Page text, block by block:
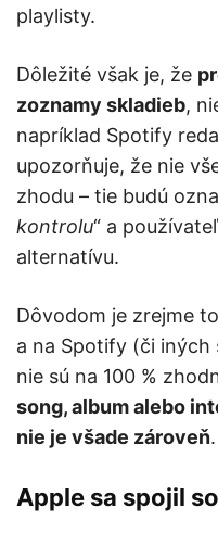
playlisty.
Dôležité však je, že
zoznamy skladieb,
napríklad Spotify
upozorňuje, že nie
zhodu – tie budú
kontrolu“ a
alternatívu.
Dôvodom je zrejme
a na Spotify (či iných
nie sú na 100 %
song, album alebo
nie je všade zároveň
Apple sa spojil